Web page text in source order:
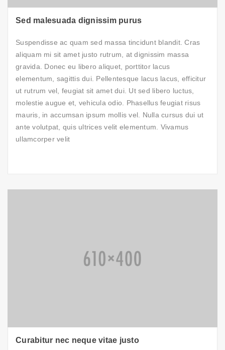
Sed malesuada dignissim purus
Suspendisse ac quam sed massa tincidunt blandit. Cras
aliquam mi sit amet justo rutrum, at dignissim massa
gravida. Donec eu libero aliquet, porttitor lacus
elementum, sagittis dui. Pellentesque lacus lacus, efficitur
ut rutrum vel, feugiat sit amet dui. Ut sed libero luctus,
molestie augue et, vehicula odio. Phasellus feugiat risus
mauris, in accumsan ipsum mollis vel. Nulla cursus dui ut
ante volutpat, quis ultrices velit elementum. Vivamus
ullamcorper velit
Curabitur nec neque vitae justo